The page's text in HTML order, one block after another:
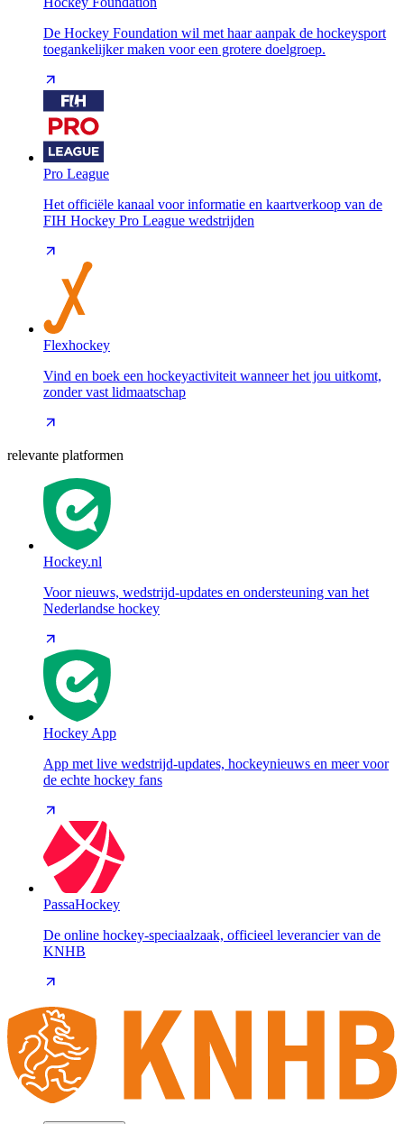
De Hockey Foundation wil met haar aanpak de hockeysport
toegankelijker maken voor een grotere doelgroep.
Pro League
Het officiële kanaal voor informatie en kaartverkoop van de
FIH Hockey Pro League wedstrijden
Flexhockey
Vind en boek een hockeyactiviteit wanneer het jou uitkomt,
zonder vast lidmaatschap
relevante platformen
Hockey.nl
Voor nieuws, wedstrijd-updates en ondersteuning van het
Nederlandse hockey
Hockey App
App met live wedstrijd-updates, hockeynieuws en meer voor
de echte hockey fans
PassaHockey
De online hockey-speciaalzaak, officieel leverancier van de
KNHB